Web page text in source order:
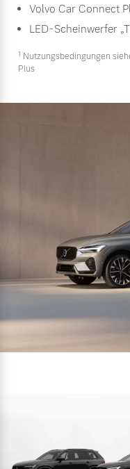
Volvo Car Connect
LED-Scheinwerfer
1 Nutzungsbedingungen
Plus